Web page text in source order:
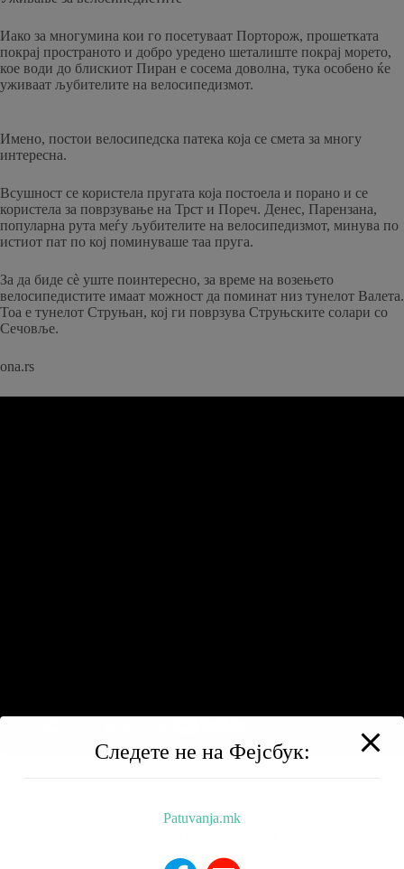
Иако за многумина кои го посетуваат Порторож, прошетката
покрај пространото и добро уредено шеталиште покрај морето,
кое води до блискиот Пиран е сосема доволна, тука особено ќе
уживаат љубителите на велосипедизмот.
Имено, постои велосипедска патека која се смета за многу
интересна.
Всушност се користела пругата која постоела и порано и се
користела за поврзување на Трст и Пореч. Денес, Парензана,
популарна рута меѓу љубителите на велосипедизмот, минува по
истиот пат по кој поминуваше таа пруга.
За да биде сè уште поинтересно, за време на возењето
велосипедистите имаат можност да поминат низ тунелот Валета.
Тоа е тунелот Струњан, кој ги поврзува Струњските солари со
Сечовље.
ona.rs
BALKAN TRIP
НИЗ МАКЕДОНИЈА
Следете не на Фејсбук:
Patuvanja.mk